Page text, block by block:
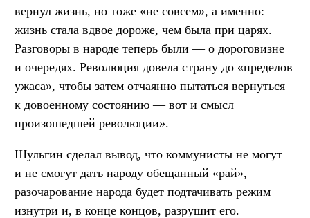
вернул жизнь, но тоже «не совсем», а именно:
жизнь стала вдвое дороже, чем была при царях.
Разговоры в народе теперь были — о дороговизне
и очередях. Революция довела страну до «пределов
ужаса», чтобы затем отчаянно пытаться вернуться
к довоенному состоянию — вот и смысл
произошедшей революции».
Шульгин сделал вывод, что коммунисты не могут
и не смогут дать народу обещанный «рай»,
разочарование народа будет подтачивать режим
изнутри и, в конце концов, разрушит его.